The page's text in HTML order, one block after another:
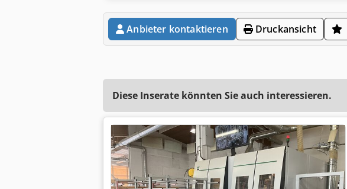
Anbieter kontaktieren Druckansicht
Diese Inserate könnten Sie auch interessieren.